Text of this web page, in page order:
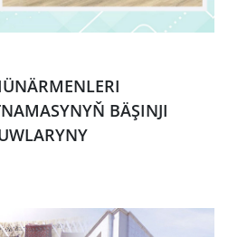
BÄŞINJI